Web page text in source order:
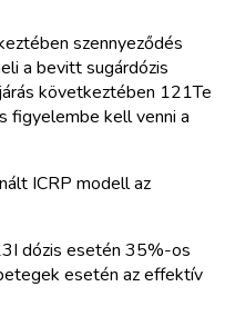
szennyeződés
a bevitt sugárdózis
következtében 121Te
figyelembe kell venni a
ICRP modell az
dózis esetén 35%-os
esetén az effektív